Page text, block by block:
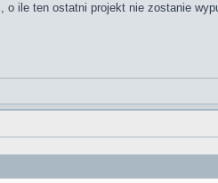
o ile ten ostatni projekt nie zostanie